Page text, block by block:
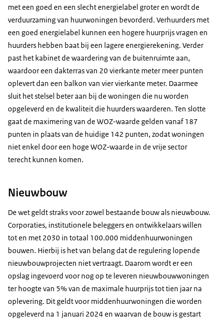
met een goed en een slecht energielabel groter en wordt de
verduurzaming van huurwoningen bevorderd. Verhuurders met
een goed energielabel kunnen een hogere huurprijs vragen en
huurders hebben baat bij een lagere energierekening. Verder
past het kabinet de waardering van de buitenruimte aan,
waardoor een dakterras van 20 vierkante meter meer punten
oplevert dan een balkon van vier vierkante meter. Daarmee
sluit het stelsel beter aan bij de woningen die nu worden
opgeleverd en de kwaliteit die huurders waarderen. Ten slotte
gaat de maximering van de WOZ-waarde gelden vanaf 187
punten in plaats van de huidige 142 punten, zodat woningen
niet enkel door een hoge WOZ-waarde in de vrije sector
terecht kunnen komen.
Nieuwbouw
De wet geldt straks voor zowel bestaande bouw als nieuwbouw.
Corporaties, institutionele beleggers en ontwikkelaars willen
tot en met 2030 in totaal 100.000 middenhuurwoningen
bouwen. Hierbij is het van belang dat de regulering lopende
nieuwbouwprojecten niet vertraagt. Daarom wordt er een
opslag ingevoerd voor nog op te leveren nieuwbouwwoningen
ter hoogte van 5% van de maximale huurprijs tot tien jaar na
oplevering. Dit geldt voor middenhuurwoningen die worden
opgeleverd na 1 januari 2024 en waarvan de bouw is gestart